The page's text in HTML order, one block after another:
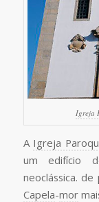
Igreja
A Igreja
um edifício
neoclássica.
Capela-mor